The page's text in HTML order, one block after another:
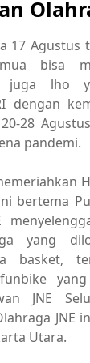
17 Agustus
bisa
juga lho
dengan
28
pandemi.
bertema
yang
basket,
JNE
JNE
Utara.